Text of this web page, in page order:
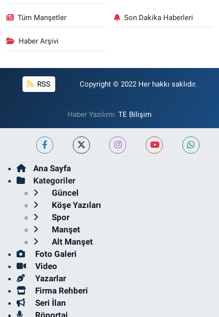
Tüm Manşetler Son Dakika Haberleri
Haber Arşivi
RSS Copyright © 2022 Her hakkı saklıdır.
Haber Yazılımı: TE Bilişim
Ana Sayfa
Kategoriler
Güncel
Köşe Yazıları
Spor
Manşet
Alt Manşet
Foto Galeri
Video
Yazarlar
Firma Rehberi
Seri İlan
Röportaj